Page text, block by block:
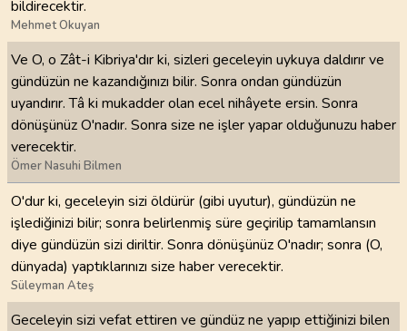
bildirecektir.
Mehmet Okuyan
Ve O, o Zât-i Kibriya'dır ki, sizleri geceleyin uykuya daldırır ve
gündüzün ne kazandığınızı bilir. Sonra ondan gündüzün
uyandırır. Tâ ki mukadder olan ecel nihâyete ersin. Sonra
dönüşünüz O'nadır. Sonra size ne işler yapar olduğunuzu haber
verecektir.
Ömer Nasuhi Bilmen
O'dur ki, geceleyin sizi öldürür (gibi uyutur), gündüzün ne
işlediğinizi bilir; sonra belirlenmiş süre geçirilip tamamlansın
diye gündüzün sizi diriltir. Sonra dönüşünüz O'nadır; sonra (O,
dünyada) yaptıklarınızı size haber verecektir.
Süleyman Ateş
Geceleyin sizi vefat ettiren ve gündüz ne yapıp ettiğinizi bilen